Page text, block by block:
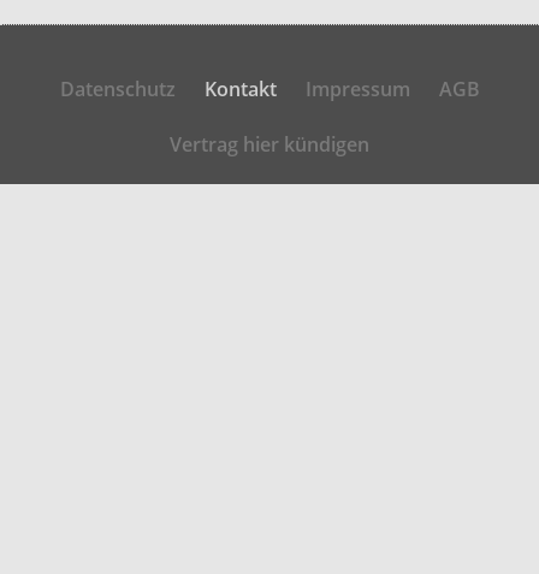
Datenschutz Kontakt Impressum AGB
Vertrag hier kündigen